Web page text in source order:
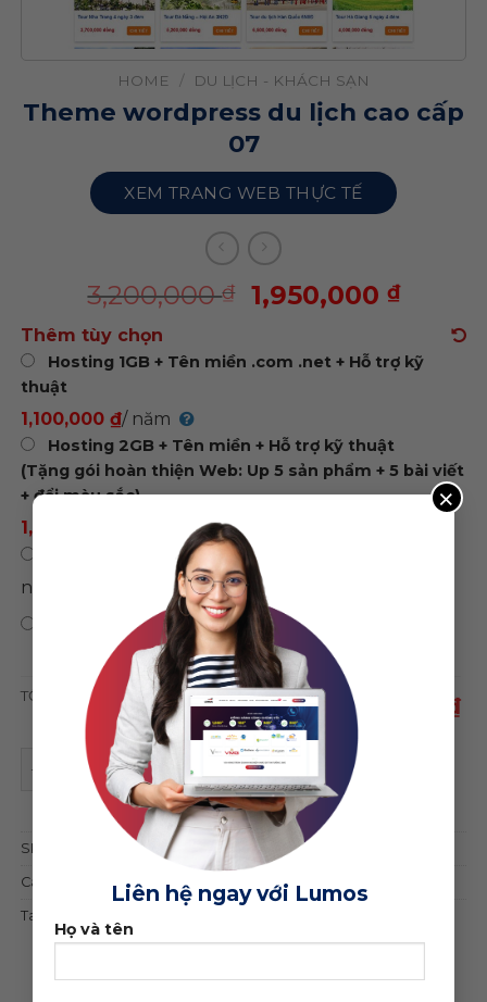
Liên hệ ngay với Lumos
Họ và tên
×
HOME / DU LỊCH - KHÁCH SẠN
Theme wordpress du lịch cao cấp
07
XEM TRANG WEB THỰC TẾ
3,200,000₫ 1,950,000 ₫
Thêm tùy chọn
Hosting 1GB + Tên miền .com .net + Hỗ trợ kỹ
thuật
1,100,000 ₫/ năm
Hosting 2GB + Tên miền + Hỗ trợ kỹ thuật
(Tặng gói hoàn thiện Web: Up 5 sản phẩm + 5 bài viết
+ đổi màu sắc)
1,500,000 ₫
Chỉ mua theme, không sử dụng hosting
năm
Bảo hành trọn đời web 0 ₫
TỔNG CỘNG 1,950,000 ₫
Theme wordpress du lịch cao cấp 07 quantity
ĐẶT MUA GIAO DIỆN
SKU:
Category: Du lịch - Khách sạn
Tag: